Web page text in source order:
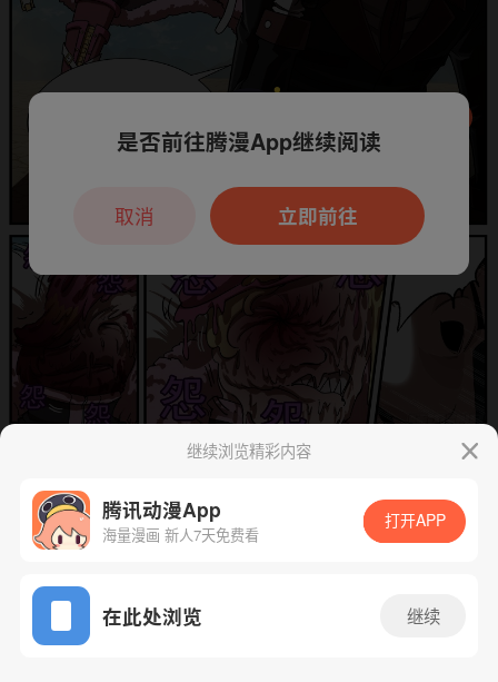
App免费看
下一话 腾漫App免费看
继续浏览精彩内容
腾讯动漫App
海量漫画 新人7天免费看
打开APP
在此处浏览 继续
本章节仅支持App阅读，可打开App新用
户7天免费看
是否前往腾漫App继续阅读
立即前往
取消